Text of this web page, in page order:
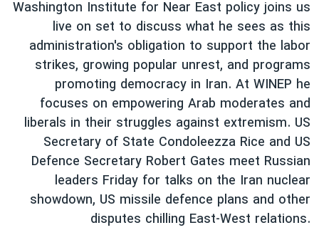
علم و فناوری
گالری عکس
آرشیو پخش زنده
رمز مهسا
اعتراضات زن، زندگی، آزادی
مجموعه مستندهای دادخواهی
دادگاه حمید نوری
چهل سال گروگان‌گیری
قانون شفافیت دارائی کادر رهبری ایران
اعتراضات مردمی آبان ۹۸
زبانهای مختلف
Washington Institute for Near East policy joins us
live on set to discuss what he sees as this
administration's obligation to support the labor
strikes, growing popular unrest, and programs
promoting democracy in Iran. At WINEP he
focuses on empowering Arab moderates and
liberals in their struggles against extremism. US
Secretary of State Condoleezza Rice and US
Defence Secretary Robert Gates meet Russian
leaders Friday for talks on the Iran nuclear
showdown, US missile defence plans and other
disputes chilling East-West relations.